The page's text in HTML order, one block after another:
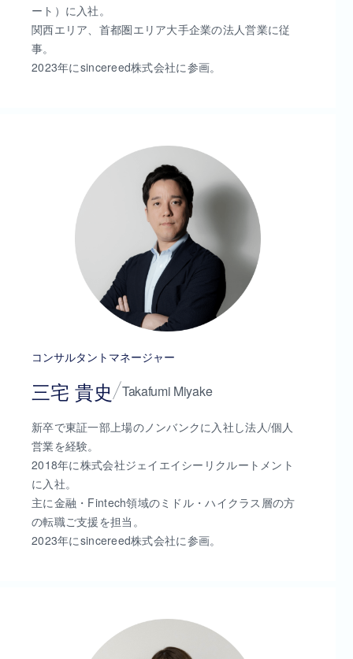
ート）に入社。
関西エリア、首都圏エリア大手企業の法人営業に従
事。
2023年にsincereed株式会社に参画。
コンサルタントマネージャー
三宅 貴史 Takafumi Miyake
新卒で東証一部上場のノンバンクに入社し法人/個人
営業を経験。
2018年に株式会社ジェイエイシーリクルートメント
に入社。
主に金融・Fintech領域のミドル・ハイクラス層の方
の転職ご支援を担当。
2023年にsincereed株式会社に参画。